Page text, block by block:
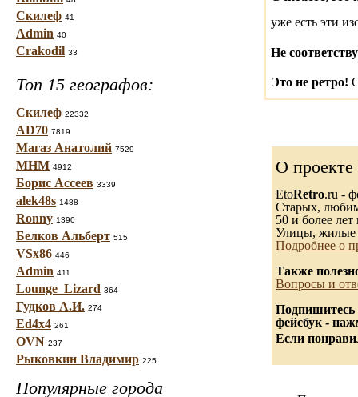
Скилеф 41
Admin 40
Crakodil 33
Топ 15 географов:
Скилеф 22332
AD70 7819
Магаз Анатолий 7529
МНМ 4912
Борис Ассеев 3339
alek48s 1488
Ronny 1390
Белков Альберт 515
VSx86 446
Admin 411
Lounge_Lizard 364
Гудков А.И. 274
Ed4x4 261
OVN 237
Рыковкин Владимир 225
Популярные города
уже есть эти
Не
Это не ретро!
О проекте
EtoRetro.ru -
Старых,
50 и более лет
Улицы, жилые
Подробнее о
Также
Вопросы и
Подпишитесь
фейсбук -
Если